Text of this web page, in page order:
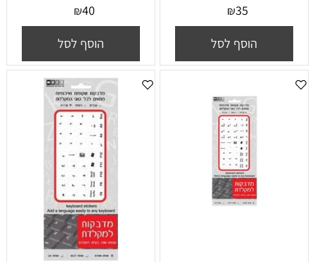
₪35
הוסף לסל
₪40
הוסף לסל